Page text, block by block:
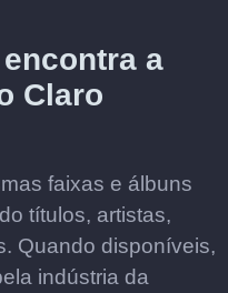
a
Claro
faixas e álbuns
títulos, artistas,
Quando disponíveis,
indústria da